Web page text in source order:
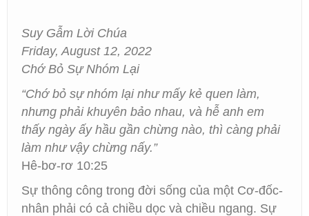
Suy Gẫm Lời Chúa
Friday, August 12, 2022
Chớ Bỏ Sự Nhóm Lại
“Chớ bỏ sự nhóm lại như mấy kẻ quen làm,
nhưng phải khuyên bảo nhau, và hễ anh em
thấy ngày ấy hầu gần chừng nào, thì càng phải
làm như vậy chừng nấy.”
Hê-bơ-rơ 10:25
Sự thông công trong đời sống của một Cơ-đốc-
nhân phải có cả chiều dọc và chiều ngang. Sự